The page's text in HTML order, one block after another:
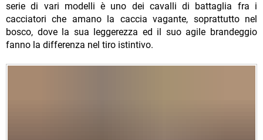
serie di vari modelli è uno dei cavalli di battaglia fra i
cacciatori che amano la caccia vagante, soprattutto nel
bosco, dove la sua leggerezza ed il suo agile brandeggio
fanno la differenza nel tiro istintivo.